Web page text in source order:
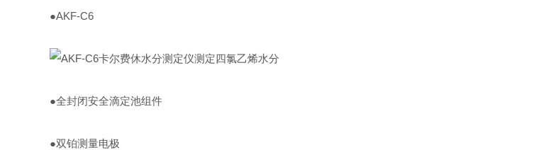
●AKF-C6
●全封闭安全滴定池组件
●双铂测量电极